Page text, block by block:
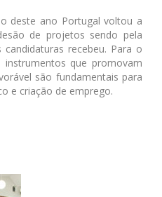
deste ano Portugal voltou a
de projetos sendo pela
recebeu. Para o
instrumentos que promovam
são fundamentais para
e criação de emprego.